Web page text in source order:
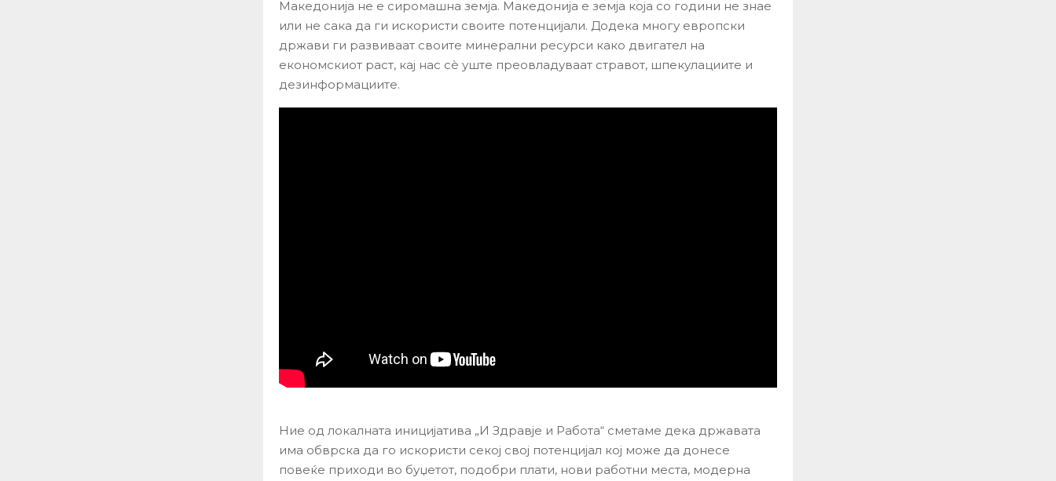
Македонија не е сиромашна земја. Македонија е земја која со години не знае
или не сака да ги искористи своите потенцијали. Додека многу европски
држави ги развиваат своите минерални ресурси како двигател на
економскиот раст, кај нас сè уште преовладуваат стравот, шпекулациите и
дезинформациите.
Ние од локалната иницијатива „И Здравје и Работа“ сметаме дека државата
има обврска да го искористи секој свој потенцијал кој може да донесе
повеќе приходи во буџетот, подобри плати, нови работни места, модерна